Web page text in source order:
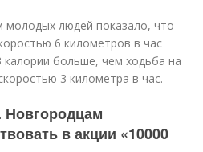
молодых людей показало, что
6 километров в час
больше, чем ходьба на
3 километра в час.
Новгородцам
в акции «10000